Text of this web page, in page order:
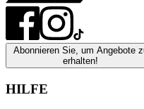
Abonnieren Sie, um Angebote
erhalten!
HILFE